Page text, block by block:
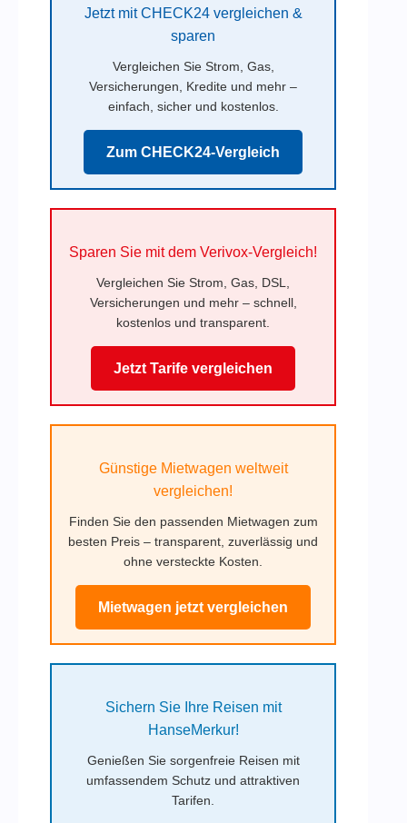
Jetzt mit CHECK24 vergleichen &
sparen
Vergleichen Sie Strom, Gas,
Versicherungen, Kredite und mehr –
einfach, sicher und kostenlos.
Zum CHECK24-Vergleich
Sparen Sie mit dem Verivox-Vergleich!
Vergleichen Sie Strom, Gas, DSL,
Versicherungen und mehr – schnell,
kostenlos und transparent.
Jetzt Tarife vergleichen
Günstige Mietwagen weltweit
vergleichen!
Finden Sie den passenden Mietwagen zum
besten Preis – transparent, zuverlässig und
ohne versteckte Kosten.
Mietwagen jetzt vergleichen
Sichern Sie Ihre Reisen mit
HanseMerkur!
Genießen Sie sorgenfreie Reisen mit
umfassendem Schutz und attraktiven
Tarifen.